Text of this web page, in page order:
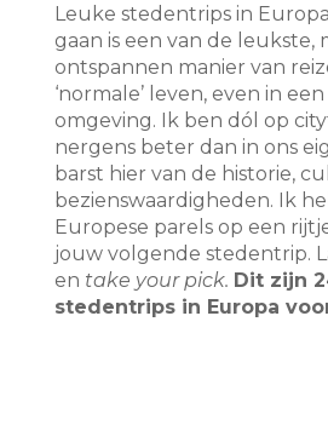
Leuke stedentrips in
gaan is een van de leukste,
ontspannen manier van
‘normale’ leven, even in
omgeving. Ik ben dól op
nergens beter dan in ons
barst hier van de historie,
bezienswaardigheden. Ik
Europese parels op een
jouw volgende stedentrip.
en take your pick. Dit zijn
stedentrips in Europa